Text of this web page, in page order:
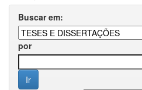
Buscar em:
por